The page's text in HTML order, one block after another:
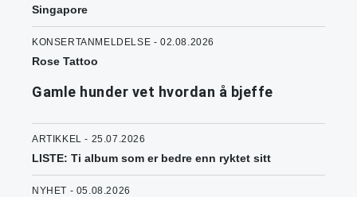
Singapore
KONSERTANMELDELSE - 02.08.2026
Rose Tattoo
Gamle hunder vet hvordan å bjeffe
ARTIKKEL - 25.07.2026
LISTE: Ti album som er bedre enn ryktet sitt
NYHET - 05.08.2026